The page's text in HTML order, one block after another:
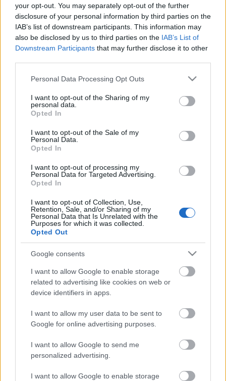
your opt-out. You may separately opt-out of the further
disclosure of your personal information by third parties on the
IAB’s list of downstream participants. This information may
also be disclosed by us to third parties on the IAB’s List of
Downstream Participants that may further disclose it to other
Please note that this website/app uses one or more Google
not limited to your visit or usage behaviour. You may click to
grant or deny consent to Google and its third-party tags to
use your data for below specified purposes in below Google
consent section.
Personal Data Processing Opt Outs
I want to opt-out of the Sharing of my
personal data.
Opted In
I want to opt-out of the Sale of my
Personal Data.
Opted In
I want to opt-out of processing my
Personal Data for Targeted Advertising.
Opted In
I want to opt-out of Collection, Use,
Retention, Sale, and/or Sharing of my
Personal Data that Is Unrelated with the
Purposes for which it was collected.
Opted Out
Google consents
I want to allow Google to enable storage
related to advertising like cookies on web or
device identifiers in apps.
I want to allow my user data to be sent to
Google for online advertising purposes.
I want to allow Google to send me
personalized advertising.
I want to allow Google to enable storage
A filmhez kapcsolva december 9-én pénteken, az
AniFest fórumbeszélgetést tart az anime műfajáról.
A beszélgetés résztvevői Vágvölgyi B. András, Varró
Attila, és Tóth Balázs lesznek, moderátoruk
A fesztiválon, szokás szerint további kerekasztal-
gyermekanimáció különbségei, de a tavalyi sikeres
forgalmazói beszélgetést idén is folytatjuk. Magyar
nem érdemes animációs filmet bemutatniuk, és
többek közt elmondják, hogy milyen filmeket
A vándorló palotán kívül olyan egészestés animációs
filmek láthatóak majd, mint a Zsinóron, Terkel, a
terhelt, a Naranzs, Minyon és Dartanyan (korábban
Loranga) továbbá egy kanadai-belga-spanyol
koprodukcióban készült gyermekrajzfilm, a
Pinocchio 3000. Természetesen ott lesz még a
harmincöt filmből álló versenyprogram is, amelyek a
2000 eurós fődíjért versenyeznek. A díjak átadására
a fesztivál közönsége számára is nyitott záró
gálaesten kerül sor a nyertes filmek bemutatásával
együtt.
Ajánlott bejegyzések: